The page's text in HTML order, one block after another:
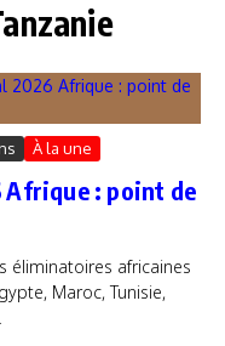
À la une
Afrique : point de
éliminatoires africaines
Maroc, Tunisie,